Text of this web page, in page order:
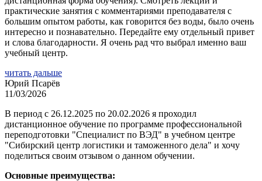
практические занятия с комментариями преподавателя с
большим опытом работы, как говорится без воды, было очень
интересно и познавательно. Передайте ему отдельный привет
и слова благодарности. Я очень рад что выбрал именно ваш
учебный центр.
читать дальше
Юрий Псарёв
11/03/2026
В период с 26.12.2025 по 20.02.2026 я проходил
дистанционное обучение по программе профессиональной
переподготовки "Специалист по ВЭД" в учебном центре
"Сибирский центр логистики и таможенного дела" и хочу
поделиться своим отзывом о данном обучении.
Основные преимущества: